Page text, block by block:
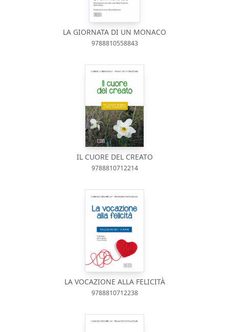
LA GIORNATA DI UN MONACO
9788810558843
IL CUORE DEL CREATO
9788810712214
LA VOCAZIONE ALLA FELICITÀ
9788810712238